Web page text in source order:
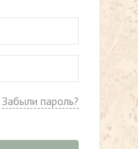
Забыли пароль?